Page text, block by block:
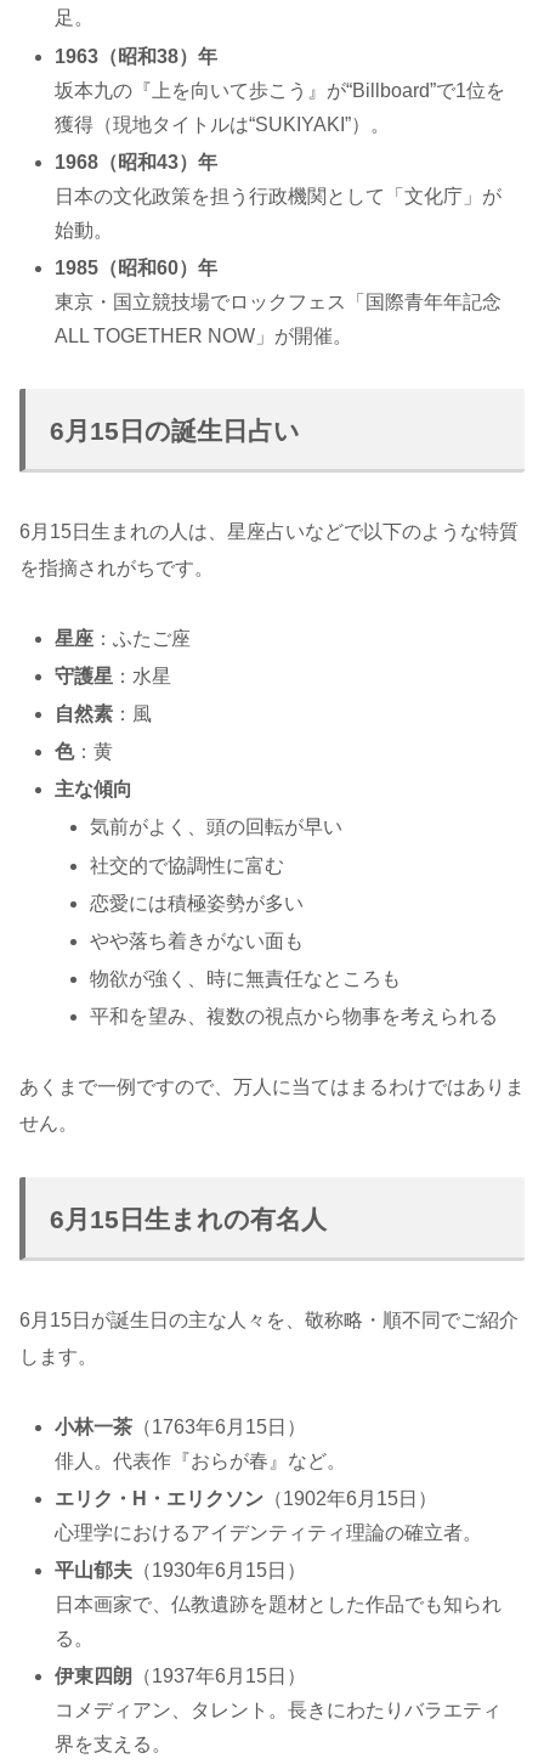
足。
1963（昭和38）年
坂本九の『上を向いて歩こう』が“Billboard”で1位を
獲得（現地タイトルは“SUKIYAKI”）。
1968（昭和43）年
日本の文化政策を担う行政機関として「文化庁」が
始動。
1985（昭和60）年
東京・国立競技場でロックフェス「国際青年年記念
ALL TOGETHER NOW」が開催。
6月15日の誕生日占い
6月15日生まれの人は、星座占いなどで以下のような特質
を指摘されがちです。
星座 ：ふたご座
守護星 ：水星
自然素 ：風
色：黄
主な傾向
気前がよく、頭の回転が早い
社交的で協調性に富む
恋愛には積極姿勢が多い
やや落ち着きがない面も
物欲が強く、時に無責任なところも
平和を望み、複数の視点から物事を考えられる
あくまで一例ですので、万人に当てはまるわけではありま
せん。
6月15日生まれの有名人
6月15日が誕生日の主な人々を、敬称略・順不同でご紹介
します。
小林一茶 （1763年6月15日）
俳人。代表作『おらが春』など。
エリク・H・エリクソン （1902年6月15日）
心理学におけるアイデンティティ理論の確立者。
平山郁夫 （1930年6月15日）
日本画家で、仏教遺跡を題材とした作品でも知られ
る。
伊東四朗
（1937年6月15日）
コメディアン、タレント。長きにわたりバラエティ
界を支える。